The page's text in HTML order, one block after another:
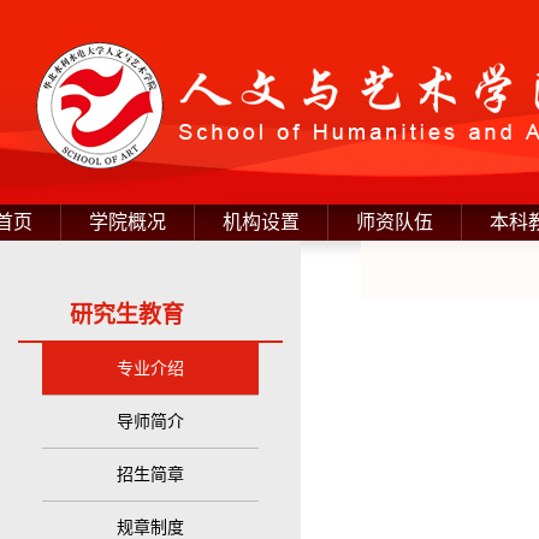
页 学院概况 机构设置 师资队伍 本科
研究生教育
专业介绍
导师简介
招生简章
规章制度